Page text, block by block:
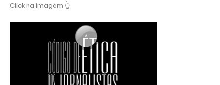
Click na imagem 👆